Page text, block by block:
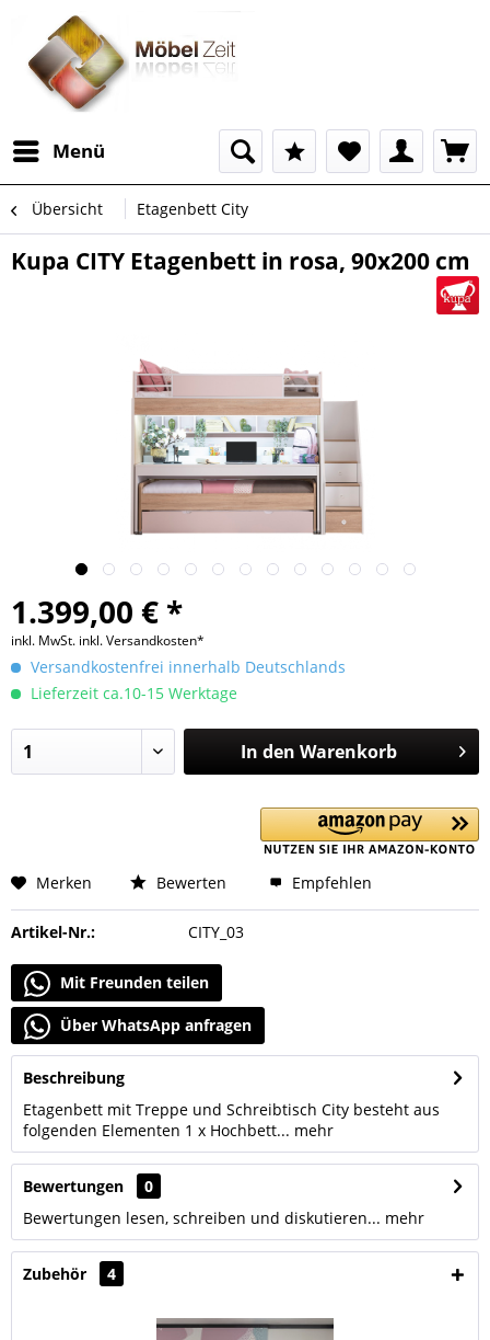
Menü
Übersicht Etagenbett City
Kupa CITY Etagenbett in rosa, 90x200 cm
1.399,00 € *
inkl. MwSt. inkl. Versandkosten*
Versandkostenfrei innerhalb Deutschlands
Lieferzeit ca.10-15 Werktage
In den Warenkorb
Merken Bewerten Empfehlen
Artikel-Nr.: CITY_03
Mit Freunden teilen
Über WhatsApp anfragen
Beschreibung
Etagenbett mit Treppe und Schreibtisch City besteht aus
folgenden Elementen 1 x Hochbett... mehr
Bewertungen
0
Bewertungen lesen, schreiben und diskutieren... mehr
Zubehör 4